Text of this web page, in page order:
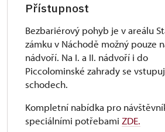
Přístupnost
Bezbariérový pohyb je v areálu
zámku v Náchodě možný pouze
nádvoří. Na I. a II. nádvoří i do
Piccolominské zahrady se
schodech.
Kompletní nabídka pro
speciálními potřebami ZDE.